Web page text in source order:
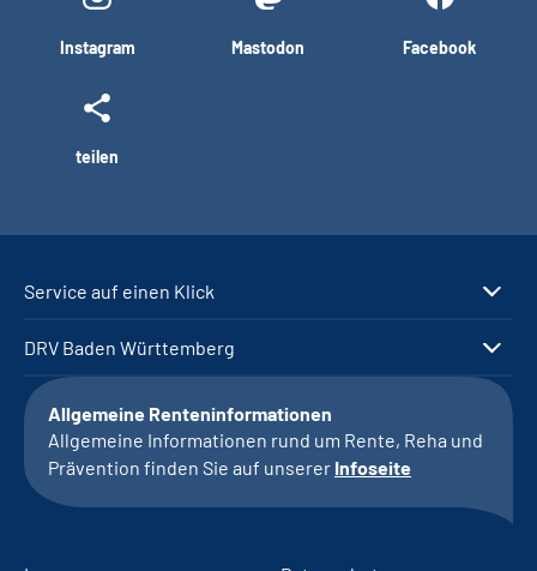
Instagram Mastodon Facebook
teilen
Service auf einen Klick
DRV Baden Württemberg
Allgemeine Renteninformationen
Allgemeine Informationen rund um Rente, Reha und
Prävention finden Sie auf unserer Infoseite